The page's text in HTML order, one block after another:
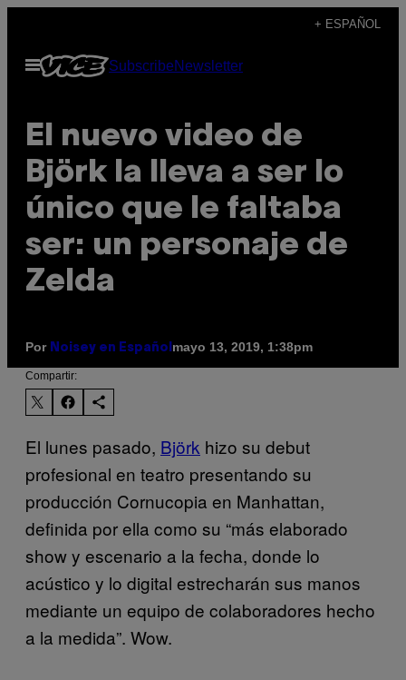
contenido
+ ESPAÑOL
Abrir
Menú
SubscribeNewsletter
El nuevo video de
Björk la lleva a ser lo
único que le faltaba
ser: un personaje de
Zelda
Por Noisey en Español mayo 13, 2019, 1:38pm
Compartir:
El lunes pasado, Björk hizo su debut
profesional en teatro presentando su
producción Cornucopia en Manhattan,
definida por ella como su “más elaborado
show y escenario a la fecha, donde lo
acústico y lo digital estrecharán sus manos
mediante un equipo de colaboradores hecho
a la medida”. Wow.